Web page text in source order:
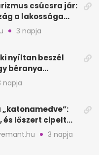
csúcsra jár:
a lakossága
fogadja
3 napja
nyíltan beszél
béranya
családalapítást
napja
„katonamedve”:
és lőszert cipelt
3 napja